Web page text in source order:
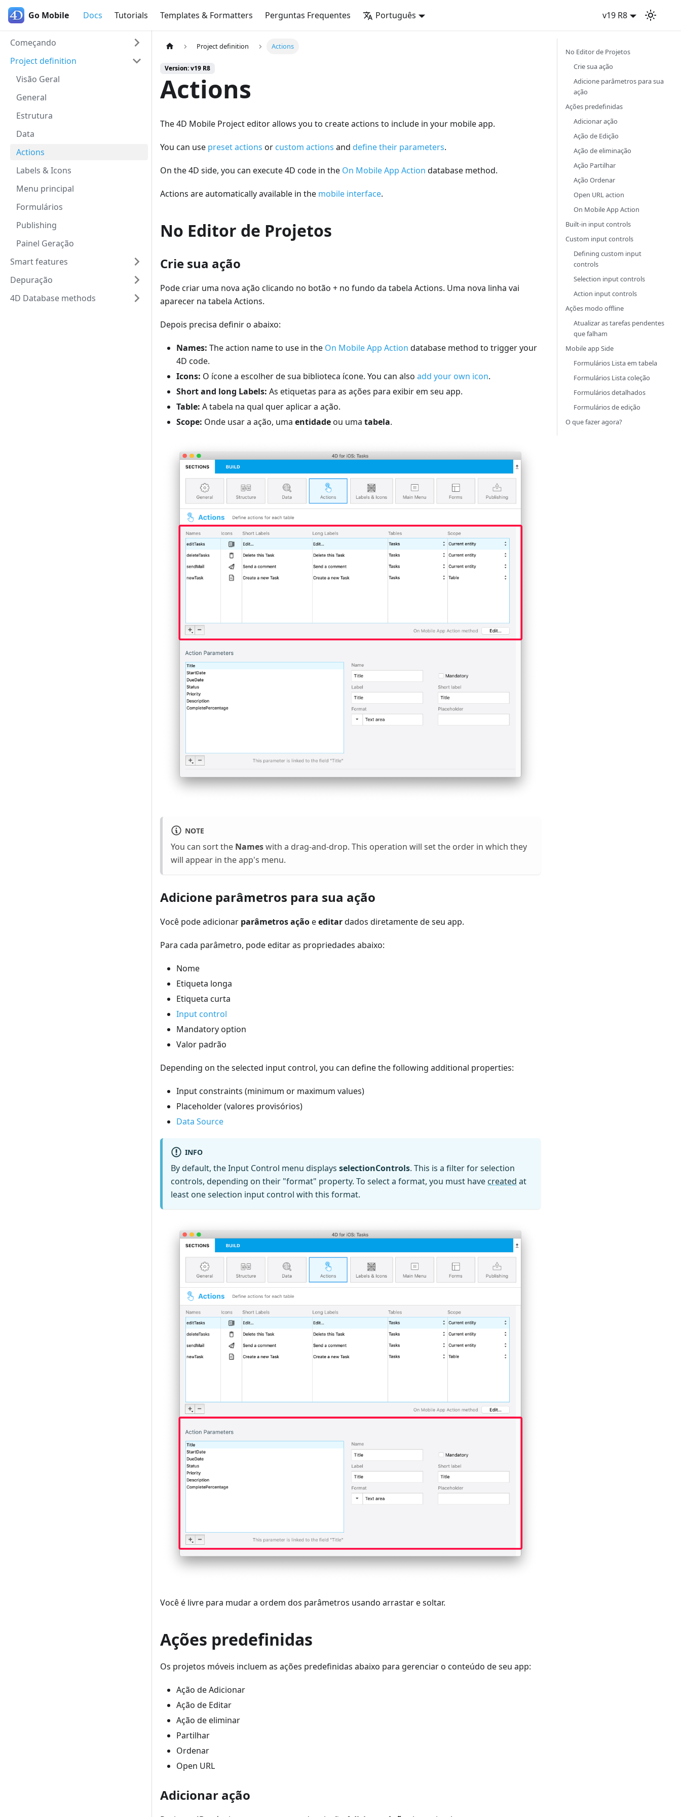
Go Mobile Docs Tutorials Templates & Formatters Perguntas Frequentes Português v19 R8
Go Mobile
Começando
Project definition
Visão Geral
General
Estrutura
Data
Actions
Labels & Icons
Menu principal
Formulários
Publishing
Painel Geração
Smart features
Depuração
4D Database methods
Project definition Actions
Version: v19 R8
Actions
The 4D Mobile Project editor allows you to create actions to include in your mobile app.
You can use preset actions or custom actions and define their parameters.
On the 4D side, you can execute 4D code in the On Mobile App Action database method.
Actions are automatically available in the mobile interface.
No Editor de Projetos
Crie sua ação
Pode criar uma nova ação clicando no botão + no fundo da tabela Actions. Uma nova linha vai
aparecer na tabela Actions.
Depois precisa definir o abaixo:
Names: The action name to use in the On Mobile App Action database method to trigger your
4D code.
Icons: O ícone a escolher de sua biblioteca ícone. You can also add your own icon.
Short and long Labels: As etiquetas para as ações para exibir em seu app.
Table: A tabela na qual quer aplicar a ação.
Scope: Onde usar a ação, uma entidadeou uma tabela.
NOTE
You can sort the Nameswith a drag-and-drop. This operation will set the order in which they
will appear in the app's menu.
Adicione parâmetros para sua ação
Você pode adicionar parâmetros açãoeeditardados diretamente de seu app.
Para cada parâmetro, pode editar as propriedades abaixo:
Nome
Etiqueta longa
Etiqueta curta
Input control
Mandatory option
Valor padrão
Depending on the selected input control, you can define the following additional properties:
Input constraints (minimum or maximum values)
Placeholder (valores provisórios)
Data Source
INFO
By default, the Input Control menu displays selectionControls. This is a filter for selection
controls, depending on their "format" property. To select a format, you must have created at
least one selection input control with this format.
Você é livre para mudar a ordem dos parâmetros usando arrastar e soltar.
Ações predefinidas
Os projetos móveis incluem as ações predefinidas abaixo para gerenciar o conteúdo de seu app:
Ação de Adicionar
Ação de Editar
Ação de eliminar
Partilhar
Ordenar
Open URL
Adicionar ação
No Editor de Projetos
Crie sua ação
Adicione parâmetros para sua
ação
Ações predefinidas
Adicionar ação
Ação de Edição
Ação de eliminação
Ação Partilhar
Ação Ordenar
Open URL action
On Mobile App Action
Built-in input controls
Custom input controls
Defining custom input
controls
Selection input controls
Action input controls
Ações modo offline
Atualizar as tarefas pendentes
que falham
Mobile app Side
Formulários Lista em tabela
Formulários Lista coleção
Formulários detalhados
Formulários de edição
O que fazer agora?